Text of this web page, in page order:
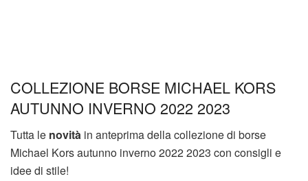
COLLEZIONE BORSE MICHAEL KORS
AUTUNNO INVERNO 2022 2023
Tutta le novità in anteprima della collezione di borse
Michael Kors autunno inverno 2022 2023 con consigli e
idee di stile!